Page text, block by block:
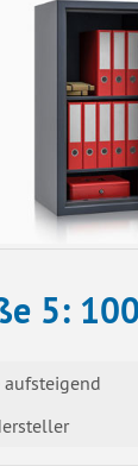
5:
aufsteigend